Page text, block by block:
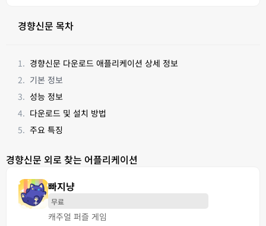
경향신문 목차
경향신문 다운로드 애플리케이션 상세 정보
기본 정보
성능 정보
다운로드 및 설치 방법
주요 특징
경향신문 외로 찾는 어플리케이션
빠지냥
무료
캐주얼 퍼즐 게임